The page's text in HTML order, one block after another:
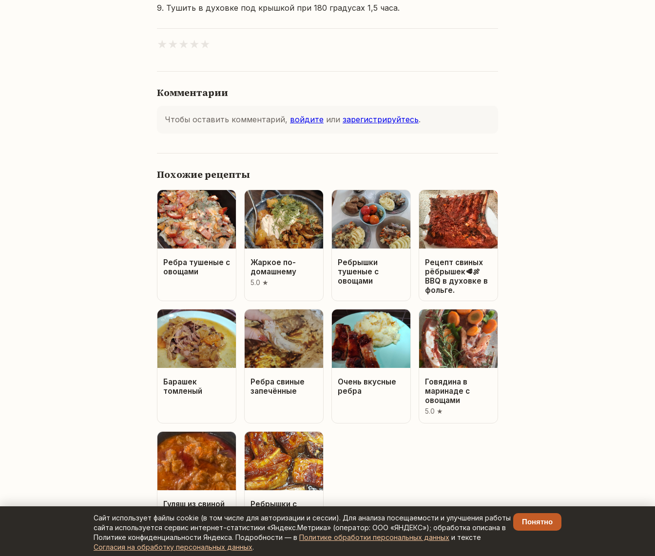
Сайт использует файлы cookie (в том числе для авторизации и сессии). Для анализа посещаемости и улучшения работы
сайта используется сервис интернет-статистики «Яндекс.Метрика» (оператор: ООО «ЯНДЕКС»); обработка описана в
Политике конфиденциальности Яндекса. Подробности — в Политике обработки персональных данных и тексте
Согласия на обработку персональных данных.
Понятно
9. Тушить в духовке под крышкой при 180 градусах 1,5 часа.
★ ★ ★ ★ ★
Комментарии
Чтобы оставить комментарий, войдите или зарегистрируйтесь.
Похожие рецепты
Ребра тушеные с
овощами
Жаркое по-
домашнему
5.0 ★
Ребрышки
тушеные с
овощами
Рецепт свиных
рёбрышек🥩🍖
BBQ в духовке в
фольге.
Барашек
томленый
Ребра свиные
запечённые
Очень вкусные
ребра
Говядина в
маринаде с
овощами
5.0 ★
Гуляш из свиной
шеи
Ребрышки с